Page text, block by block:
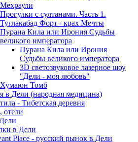
Мехраули
Прогулки с султанами. Часть 1.
Туглакабад Форт - крах Мечты
Пурана Кила или Ирония Судьбы
великого императора
Пурана Кила или Ирония
Судьбы великого императора
3D светозвуковое лазерное шоу
"Дели - моя любовь"
Хумаюн Томб
в Дели (народная медицина)
- Тибетская деревня
отели
в Дели
Place - русский рынок в Дели